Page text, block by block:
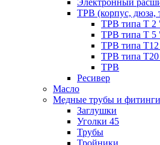
ТРВ (корпус, дюза,
ТРВ типа Т 2
ТРВ типа Т 5
ТРВ типа Т12
ТРВ типа Т20
ТРВ
Ресивер
Масло
Медные трубы и фитинги
Заглушки
Уголки 45
Трубы
Тройники